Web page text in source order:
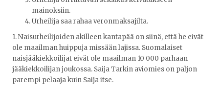
mainoksiin.
Urheilija saa rahaa veronmaksajilta.
1. Naisurheilijoiden akilleen kantapää on siinä, että he eivät
ole maailman huippuja missään lajissa. Suomalaiset
naisjääkiekkoilijat eivät ole maailman 10 000 parhaan
jääkiekkoilijan joukossa. Saija Tarkin aviomies on paljon
parempi pelaaja kuin Saija itse.